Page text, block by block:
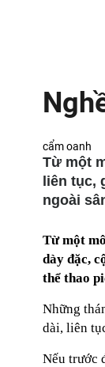
cẩm oanh
Từ một
liên tục,
ngoài
Từ một
dày đặc,
thể thao
Những
dài, liên
Nếu trước